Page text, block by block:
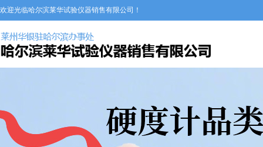
欢迎光临哈尔滨莱华试验仪器销售有限公司！